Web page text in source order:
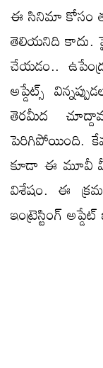
ఈ సినిమా కోసం
తెలియనిది కాదు.
చేయడం..
అప్డేట్స్
తెరమీద
పెరిగిపోయింది.
కూడా ఈ మూవీ
విశేషం. ఈ
ఇంట్రెస్టింగ్